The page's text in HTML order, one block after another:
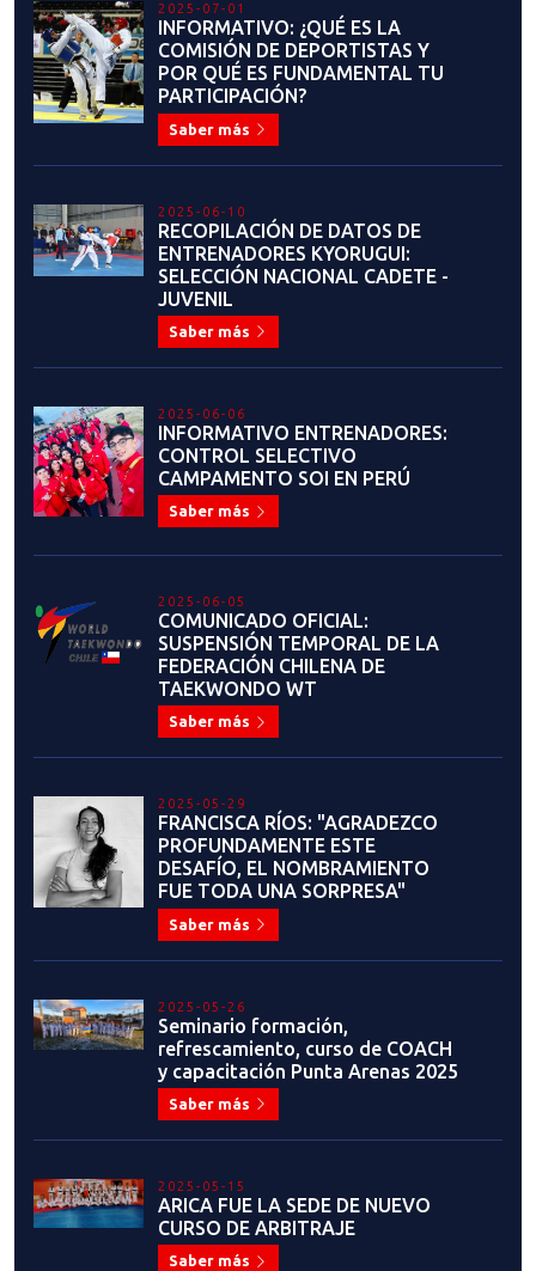
2025-07-01
INFORMATIVO: ¿QUÉ ES LA
COMISIÓN DE DEPORTISTAS Y
POR QUÉ ES FUNDAMENTAL TU
PARTICIPACIÓN?
Saber más
2025-06-10
RECOPILACIÓN DE DATOS DE
ENTRENADORES KYORUGUI:
SELECCIÓN NACIONAL CADETE -
JUVENIL
Saber más
2025-06-06
INFORMATIVO ENTRENADORES:
CONTROL SELECTIVO
CAMPAMENTO SOI EN PERÚ
Saber más
2025-06-05
COMUNICADO OFICIAL:
SUSPENSIÓN TEMPORAL DE LA
FEDERACIÓN CHILENA DE
TAEKWONDO WT
Saber más
2025-05-29
FRANCISCA RÍOS: "AGRADEZCO
PROFUNDAMENTE ESTE
DESAFÍO, EL NOMBRAMIENTO
FUE TODA UNA SORPRESA"
Saber más
2025-05-26
Seminario formación,
refrescamiento, curso de COACH
y capacitación Punta Arenas 2025
Saber más
2025-05-15
ARICA FUE LA SEDE DE NUEVO
CURSO DE ARBITRAJE
Saber más